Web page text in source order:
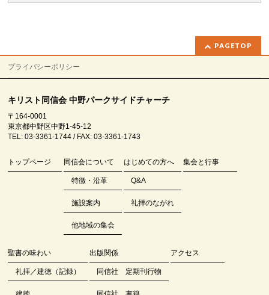
PAGETOP
プライバシーポリシー
キリスト同信会 中野パークサイドチャーチ
〒164-0001
東京都中野区中野1-45-12
TEL: 03-3361-1744 / FAX: 03-3361-1743
トップページ 同信会について
特徴・沿革
施設案内
他地域の集会
はじめての方へ
Q&A
礼拝のながれ
集会と行事
聖書の味わい
礼拝／建徳（記録）
出版関係
同信社 定期刊行物
アクセス